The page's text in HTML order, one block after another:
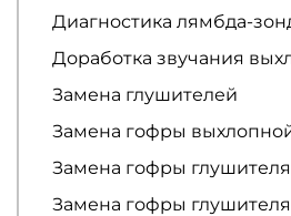
Диагностика лямбда-
Доработка звучания
Замена глушителей
Замена гофры
Замена гофры глушителя
Замена гофры глушителя